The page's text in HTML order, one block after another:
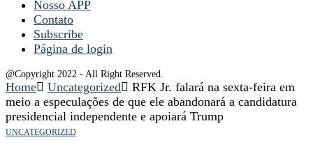
Nosso APP
Contato
Subscribe
Página de login
@Copyright 2022 - All Right Reserved.
Home Uncategorized
RFK Jr. falará na sexta-feira em
meio a especulações de que ele abandonará a candidatura
presidencial independente e apoiará Trump
UNCATEGORIZED